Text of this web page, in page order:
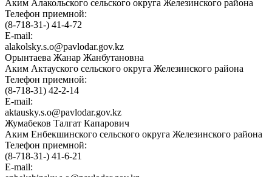
Аким Алакольского сельского округа Железинского района
Телефон приемной:
(8-718-31-) 41-4-72
E-mail:
alakolsky.s.o@pavlodar.gov.kz
Орынтаева Жанар Жанбутановна
Аким Актауского сельского округа Железинского района
Телефон приемной:
(8-718-31) 42-2-14
E-mail:
aktausky.s.o@pavlodar.gov.kz
Жумабеков Талгат Капарович
Аким Енбекшинского сельского округа Железинского района
Телефон приемной:
(8-718-31-) 41-6-21
E-mail: